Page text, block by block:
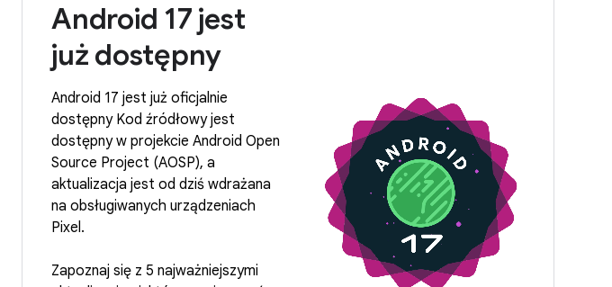
Android 17 jest
już dostępny
Android 17 jest już oficjalnie
dostępny Kod źródłowy jest
dostępny w projekcie Android Open
Source Project (AOSP), a
aktualizacja jest od dziś wdrażana
na obsługiwanych urządzeniach
Pixel.
Zapoznaj się z 5 najważniejszymi